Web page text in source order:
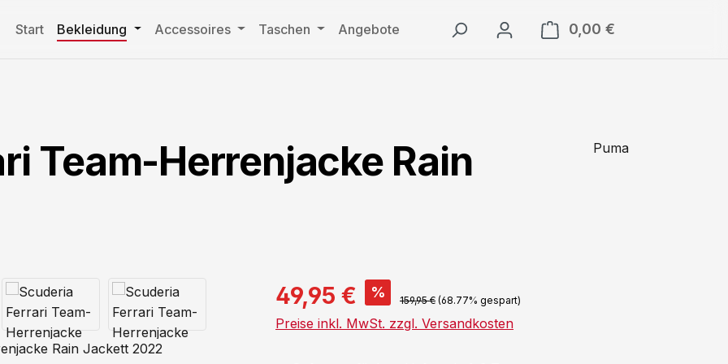
Start Bekleidung Accessoires Taschen Angebote 0,00 €
Team-Herrenjacke Rain
Puma
49,95 € % 159,95 € (68.77% gespart)
Preise inkl. MwSt. zzgl. Versandkosten